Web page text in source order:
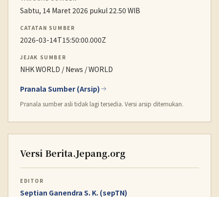
Sabtu, 14 Maret 2026 pukul 22.50 WIB
CATATAN SUMBER
2026-03-14T15:50:00.000Z
JEJAK SUMBER
NHK WORLD / News / WORLD
Pranala Sumber (Arsip)
Pranala sumber asli tidak lagi tersedia. Versi arsip ditemukan.
Versi Berita.Jepang.org
EDITOR
Septian Ganendra S. K. (sepTN)